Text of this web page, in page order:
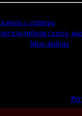
с сервера
газета,
Мои файлы